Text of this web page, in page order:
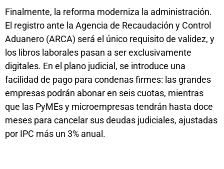
Finalmente, la reforma moderniza la administración.
El registro ante la Agencia de Recaudación y Control
Aduanero (ARCA) será el único requisito de validez, y
los libros laborales pasan a ser exclusivamente
digitales. En el plano judicial, se introduce una
facilidad de pago para condenas firmes: las grandes
empresas podrán abonar en seis cuotas, mientras
que las PyMEs y microempresas tendrán hasta doce
meses para cancelar sus deudas judiciales, ajustadas
por IPC más un 3% anual.